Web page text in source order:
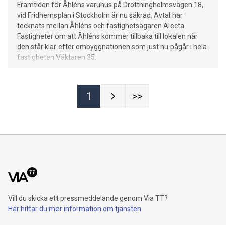
Framtiden för Åhléns varuhus på Drottningholmsvägen 18,
vid Fridhemsplan i Stockholm är nu säkrad. Avtal har
tecknats mellan Åhléns och fastighetsägaren Alecta
Fastigheter om att Åhléns kommer tillbaka till lokalen när
den står klar efter ombyggnationen som just nu pågår i hela
fastigheten Väktaren 35.
1 >>
Vill du skicka ett pressmeddelande genom Via TT?
Här hittar du mer information om tjänsten